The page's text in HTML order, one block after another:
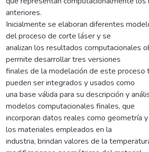
anteriores.
Inicialmente se elaboran diferentes
del proceso de corte láser y se
analizan los resultados computacionales
permite desarrollar tres versiones
finales de la modelación de este proceso
pueden ser integrados y usados como
una base válida para su descripción y
modelos computacionales finales, que
incorporan datos reales como geometría
los materiales empleados en la
industria, brindan valores de la